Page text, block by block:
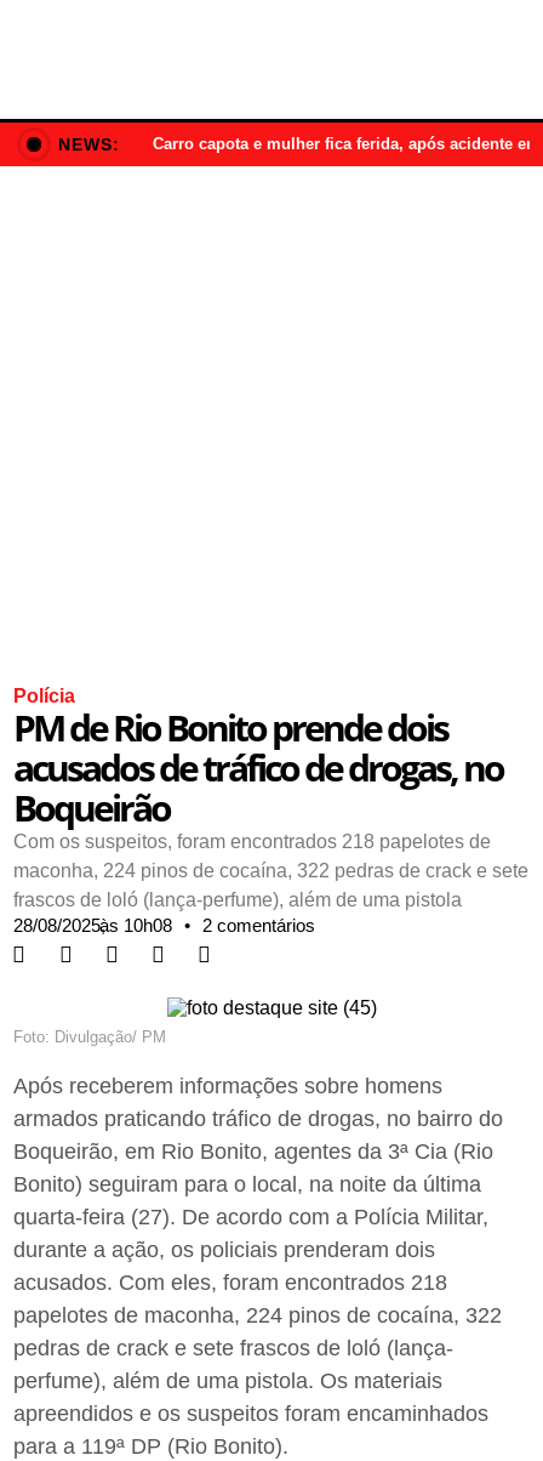
NEWS: Carro capota e mulher fica ferida, após acidente
Polícia
PM de Rio Bonito prende dois
acusados de tráfico de drogas, no
Boqueirão
Com os suspeitos, foram encontrados 218 papelotes de
maconha, 224 pinos de cocaína, 322 pedras de crack e sete
frascos de loló (lança-perfume), além de uma pistola
28/08/2025,às 10h08 • 2 comentários
Foto: Divulgação/ PM
Após receberem informações sobre homens
armados praticando tráfico de drogas, no bairro do
Boqueirão, em Rio Bonito, agentes da 3ª Cia (Rio
Bonito) seguiram para o local, na noite da última
quarta-feira (27). De acordo com a Polícia Militar,
durante a ação, os policiais prenderam dois
acusados. Com eles, foram encontrados 218
papelotes de maconha, 224 pinos de cocaína, 322
pedras de crack e sete frascos de loló (lança-
perfume), além de uma pistola. Os materiais
apreendidos e os suspeitos foram encaminhados
para a 119ª DP (Rio Bonito).